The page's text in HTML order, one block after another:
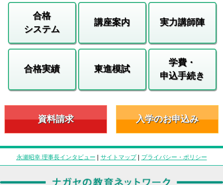
合格
システム
講座案内 実力講師陣
合格実績 東進模試
学費・
申込手続き
資料請求 入学のお申込み
永瀬昭幸 理事長インタビュー | サイトマップ| プライバシー・ポリシー